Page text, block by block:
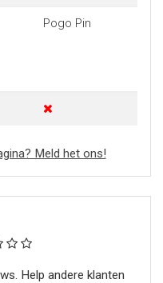
Pogo Pin
Meld het ons!
Help andere klanten